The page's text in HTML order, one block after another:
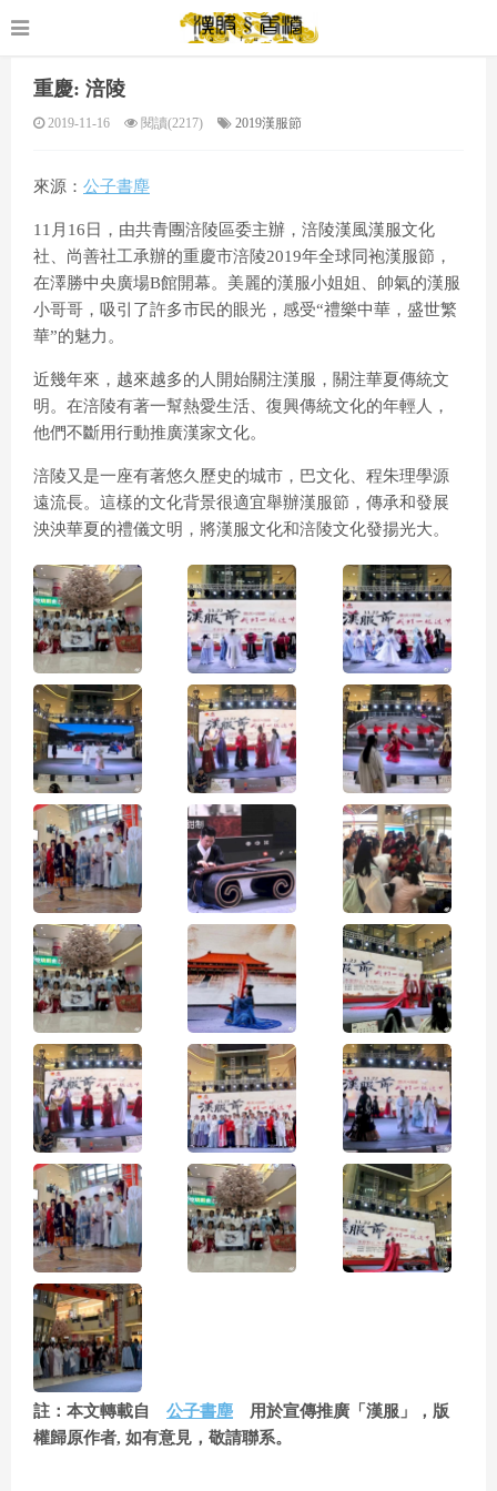
重慶: 涪陵
2019-11-16 閱讀(2217) 2019漢服節
來源： 公子書塵
11月16日，由共青團涪陵區委主辦，涪陵漢風漢服文化
社、尚善社工承辦的重慶市涪陵2019年全球同袍漢服節，
在澤勝中央廣場B館開幕。美麗的漢服小姐姐、帥氣的漢服
小哥哥，吸引了許多市民的眼光，感受“禮樂中華，盛世繁
華”的魅力。
近幾年來，越來越多的人開始關注漢服，關注華夏傳統文
明。在涪陵有著一幫熱愛生活、復興傳統文化的年輕人，
他們不斷用行動推廣漢家文化。
涪陵又是一座有著悠久歷史的城市，巴文化、程朱理學源
遠流長。這樣的文化背景很適宜舉辦漢服節，傳承和發展
泱泱華夏的禮儀文明，將漢服文化和涪陵文化發揚光大。
註：本文轉載自 公子書塵 用於宣傳推廣「漢服」，版
權歸原作者, 如有意見，敬請聯系。